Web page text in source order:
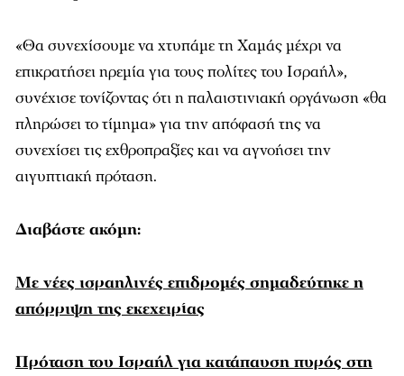
«Θα συνεχίσουμε να χτυπάμε τη Χαμάς μέχρι να
επικρατήσει ηρεμία για τους πολίτες του Ισραήλ»,
συνέχισε τονίζοντας ότι η παλαιστινιακή οργάνωση «θα
πληρώσει το τίμημα» για την απόφασή της να
συνεχίσει τις εχθροπραξίες και να αγνοήσει την
αιγυπτιακή πρόταση.
Διαβάστε ακόμη:
Με νέες ισραηλινές επιδρομές σημαδεύτηκε η
απόρριψη της εκεχειρίας
Πρόταση του Ισραήλ για κατάπαυση πυρός στη